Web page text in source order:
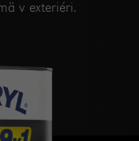
v exteriéri.